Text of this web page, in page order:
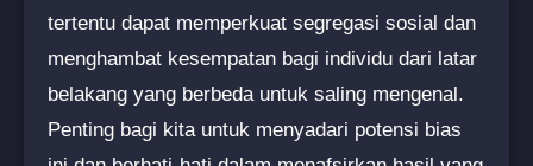
tertentu dapat memperkuat segregasi sosial dan
menghambat kesempatan bagi individu dari latar
belakang yang berbeda untuk saling mengenal.
Penting bagi kita untuk menyadari potensi bias